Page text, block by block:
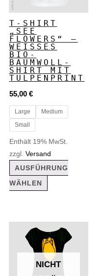
T-SHIRT
„SEE
FLOWERS“ –
WEISSES B
IO-B
AUMWOLL-S
HIRT MIT T
ULPENPRINT
55,00 €
Large
Medium
Small
Enthält 19% MwSt.
zzgl. Versand
AUSFÜHRUNG
WÄHLEN
Optionen
können
auf
Produktseite
werden
NICHT
Dieses
Produkt
weist